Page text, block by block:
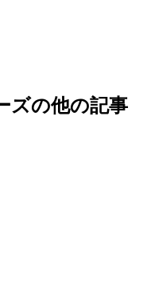
ズの他の記事